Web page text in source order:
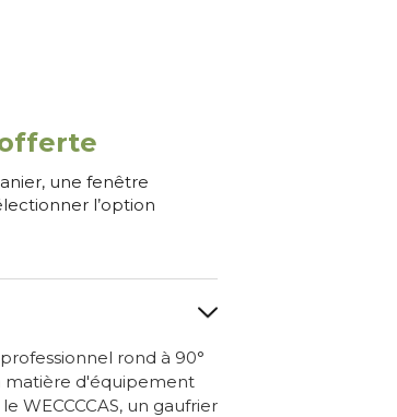
une fenêtre
l’option
rond à 90°
matière d'équipement
WECCCCAS, un gaufrier